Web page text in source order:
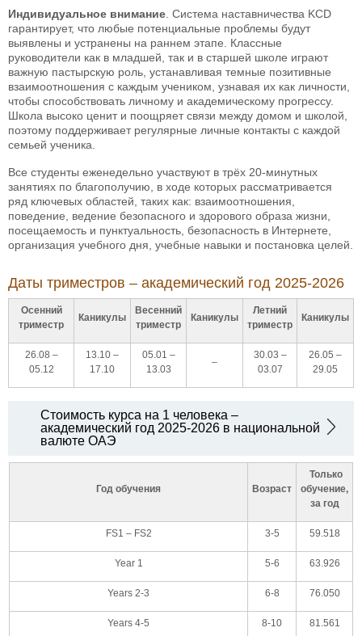
Индивидуальное внимание . Система наставничества KCD
гарантирует, что любые потенциальные проблемы будут
выявлены и устранены на раннем этапе. Классные
руководители как в младшей, так и в старшей школе играют
важную пастырскую роль, устанавливая темные позитивные
взаимоотношения с каждым учеником, узнавая их как личности,
чтобы способствовать личному и академическому прогрессу.
Школа высоко ценит и поощряет связи между домом и школой,
поэтому поддерживает регулярные личные контакты с каждой
семьей ученика.
Все студенты еженедельно участвуют в трёх 20-минутных
занятиях по благополучию, в ходе которых рассматривается
ряд ключевых областей, таких как: взаимоотношения,
поведение, ведение безопасного и здорового образа жизни,
посещаемость и пунктуальность, безопасность в Интернете,
организация учебного дня, учебные навыки и постановка целей.
Даты триместров – академический год 2025-2026
Осенний
триместр
Каникулы
Весенний
триместр
Каникулы
Летний
триместр
Каникулы
26.08 –
05.12
13.10 –
17.10
05.01 –
13.03
–
30.03 –
03.07
26.05 –
29.05
Стоимость курса на 1 человека –
академический год 2025-2026 в национальной
валюте ОАЭ
Год обучения Возраст
Только
обучение,
за год
FS1 – FS2 3-5 59.518
Year 1 5-6 63.926
Years 2-3 6-8 76.050
Years 4-5 8-10 81.561